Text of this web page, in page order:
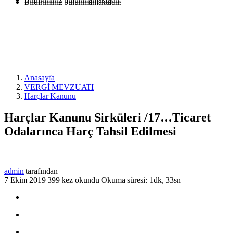
Bildiriminiz bulunmamaktadır.
Anasayfa
VERGİ MEVZUATI
Harçlar Kanunu
Harçlar Kanunu Sirküleri /17…Ticaret
Odalarınca Harç Tahsil Edilmesi
admin tarafından
7 Ekim 2019 399 kez okundu Okuma süresi: 1dk, 33sn